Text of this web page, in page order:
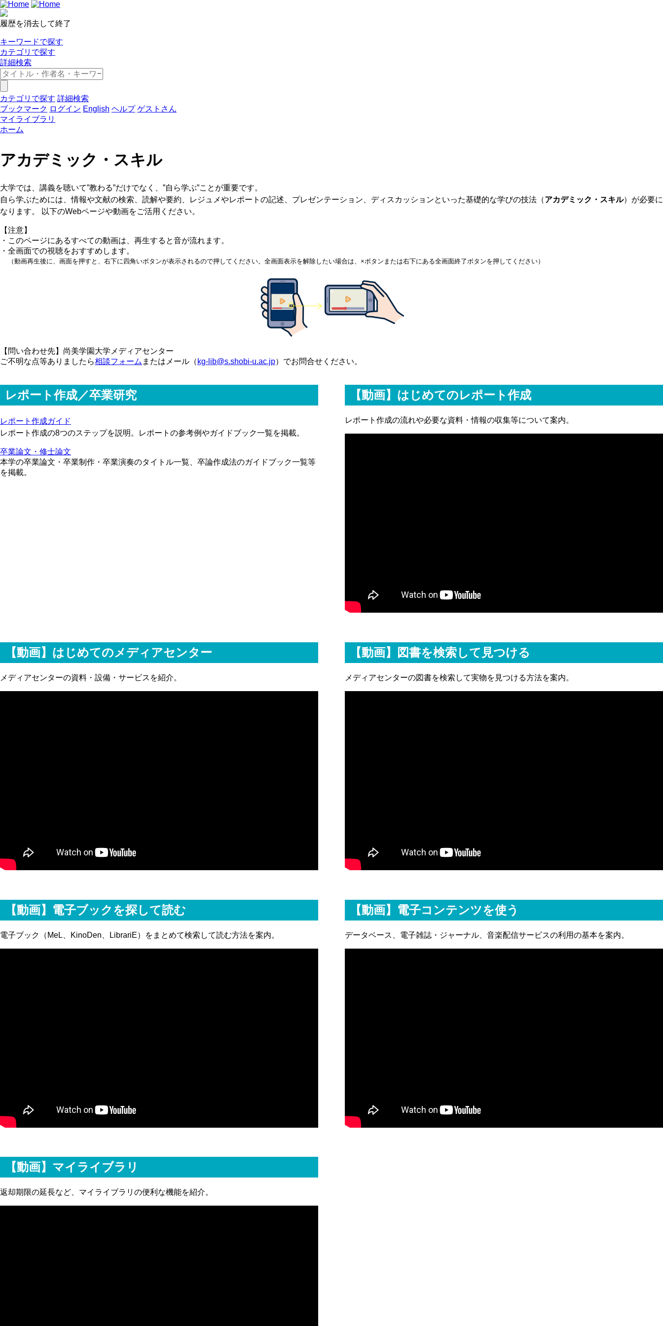
履歴を消去して終了
キーワードで探す
カテゴリで探す
詳細検索
カテゴリで探す 詳細検索
ブックマーク ログイン English ヘルプ ゲストさん
マイライブラリ
ホーム
アカデミック・スキル
大学では、講義を聴いて”教わる”だけでなく、”自ら学ぶ”ことが重要です。
自ら学ぶためには、情報や文献の検索、読解や要約、レジュメやレポートの記述、プレゼンテーション、ディスカッションといった基礎的な学びの技法（アカデミック・スキル）が必要に
なります。 以下のWebページや動画をご活用ください。
【注意】
・このページにあるすべての動画は、再生すると音が流れます。
・全画面での視聴をおすすめします。
（動画再生後に、画面を押すと、右下に四角いボタンが表示されるので押してください。全画面表示を解除したい場合は、×ボタンまたは右下にある全画面終了ボタンを押してください）
【問い合わせ先】尚美学園大学メディアセンター
ご不明な点等ありましたら相談フォーム またはメール（ kg-lib@s.shobi-u.ac.jp）でお問合せください。
レポート作成／卒業研究
レポート作成ガイド
レポート作成の8つのステップを説明。レポートの参考例やガイドブック一覧を掲載。
卒業論文・修士論文
本学の卒業論文・卒業制作・卒業演奏のタイトル一覧、卒論作成法のガイドブック一覧等
を掲載。
【動画】はじめてのレポート作成
レポート作成の流れや必要な資料・情報の収集等について案内。
【動画】はじめてのメディアセンター
メディアセンターの資料・設備・サービスを紹介。
【動画】図書を検索して見つける
メディアセンターの図書を検索して実物を見つける方法を案内。
【動画】電子ブックを探して読む
電子ブック（MeL、KinoDen、LibrariE）をまとめて検索して読む方法を案内。
【動画】電子コンテンツを使う
データベース、電子雑誌・ジャーナル、音楽配信サービスの利用の基本を案内。
【動画】マイライブラリ
返却期限の延長など、マイライブラリの便利な機能を紹介。